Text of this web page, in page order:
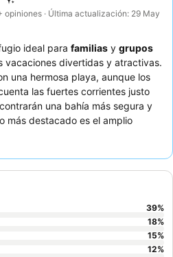
opiniones · Última actualización: 29 May
ideal para familias y grupos
vacaciones divertidas y atractivas.
una hermosa playa, aunque los
las fuertes corrientes justo
una bahía más segura y
más destacado es el amplio
una piscina infinita y opciones
amable y atento, especialmente al
animado. Para una experiencia
reservar una de las
para un toque extra de magia.
39%
18%
15%
12%